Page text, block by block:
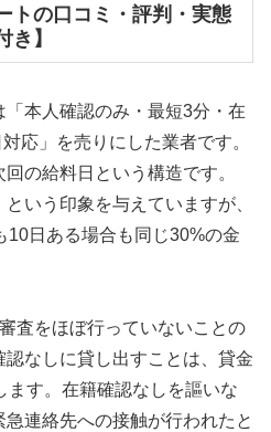
トの口コミ・評判・実態
き】
本人確認のみ・最短3分・在
応」を売りにした業者です。
の給料日という構造です。
いう印象を与えていますが、
10日ある場合も同じ30%の金
査をほぼ行っていないことの
なしに貸し出すことは、貸金
ます。在籍確認なしを謳いな
連絡先への接触が行われたと